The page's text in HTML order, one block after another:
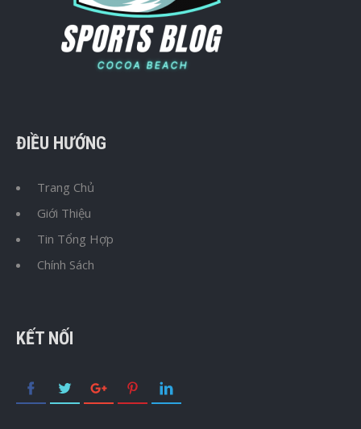
ĐIỀU HƯỚNG
Trang Chủ
Giới Thiệu
Tin Tổng Hợp
Chính Sách
KẾT NỐI